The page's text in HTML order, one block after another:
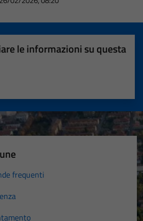
le informazioni su questa
5 stelle su 5
su 5
su 5
5
frequenti